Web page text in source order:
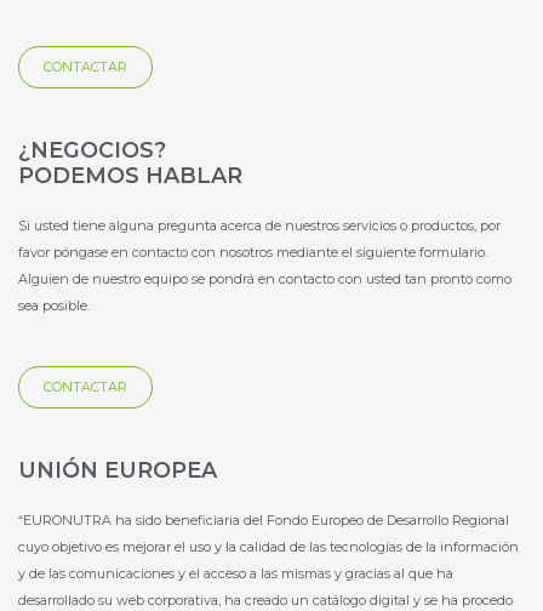
q
a
e
u
a
r
CONTACTAR
¿NEGOCIOS?
PODEMOS HABLAR
Si usted tiene alguna pregunta acerca de nuestros servicios o productos, por
favor póngase en contacto con nosotros mediante el siguiente formulario.
Alguien de nuestro equipo se pondrá en contacto con usted tan pronto como
sea posible.
CONTACTAR
UNIÓN EUROPEA
“EURONUTRA ha sido beneficiaria del Fondo Europeo de Desarrollo Regional
cuyo objetivo es mejorar el uso y la calidad de las tecnologías de la información
y de las comunicaciones y el acceso a las mismas y gracias al que ha
desarrollado su web corporativa, ha creado un catálogo digital y se ha procedo